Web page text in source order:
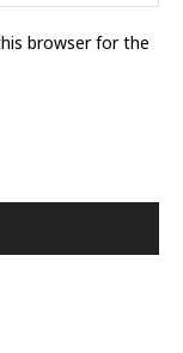
browser for the